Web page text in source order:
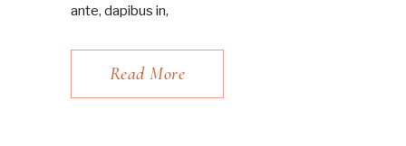
ante, dapibus in,
Read More